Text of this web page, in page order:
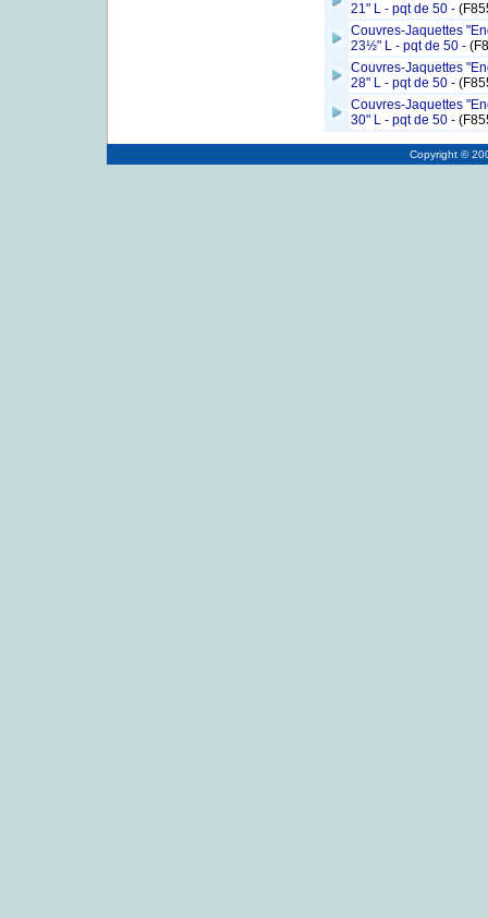
21" L - pqt de 50 -
Couvres-Jaquettes
23½" L - pqt de 50 -
Couvres-Jaquettes
28" L - pqt de 50 -
Couvres-Jaquettes
30" L - pqt de 50 -
Copyright ©